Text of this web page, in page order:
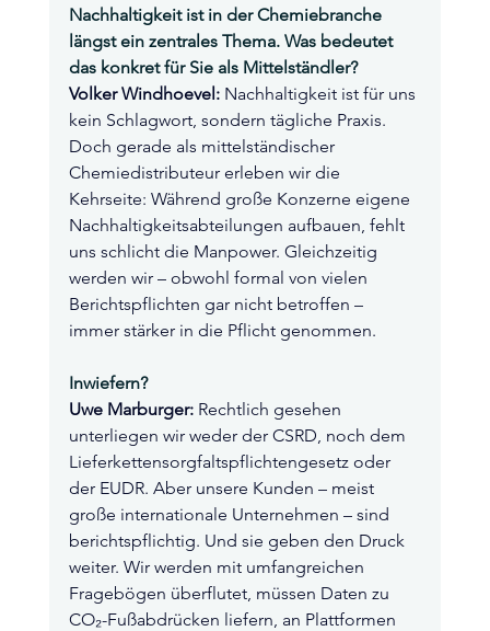
Nachhaltigkeit ist in der Chemiebranche
längst ein zentrales Thema. Was bedeutet
das konkret für Sie als Mittelständler?
Volker Windhoevel: Nachhaltigkeit ist für uns
kein Schlagwort, sondern tägliche Praxis.
Doch gerade als mittelständischer
Chemiedistributeur erleben wir die
Kehrseite: Während große Konzerne eigene
Nachhaltigkeitsabteilungen aufbauen, fehlt
uns schlicht die Manpower. Gleichzeitig
werden wir – obwohl formal von vielen
Berichtspflichten gar nicht betroffen –
immer stärker in die Pflicht genommen.
Inwiefern?
Uwe Marburger: Rechtlich gesehen
unterliegen wir weder der CSRD, noch dem
Lieferkettensorgfaltspflichtengesetz oder
der EUDR. Aber unsere Kunden – meist
große internationale Unternehmen – sind
berichtspflichtig. Und sie geben den Druck
weiter. Wir werden mit umfangreichen
Fragebögen überflutet, müssen Daten zu
CO₂-Fußabdrücken liefern, an Plattformen